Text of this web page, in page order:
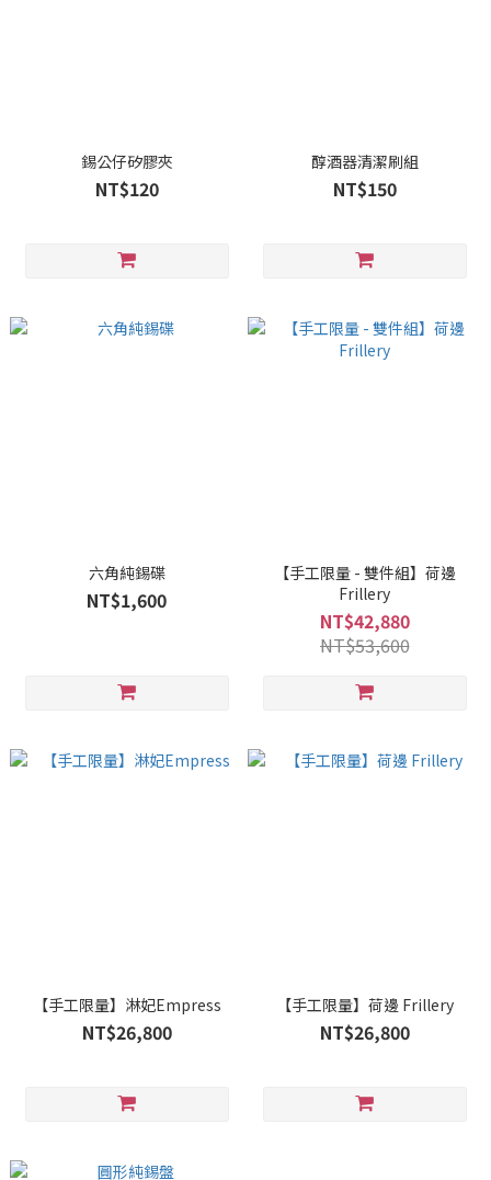
錫公仔矽膠夾
NT$120
醇酒器清潔刷組
NT$150
六角純錫碟
NT$1,600
【手工限量 - 雙件組】荷邊
Frillery
NT$42,880
NT$53,600
【手工限量】淋妃Empress
NT$26,800
【手工限量】荷邊 Frillery
NT$26,800